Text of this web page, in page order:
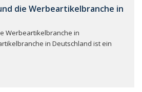
die Werbeartikelbranche in
Werbeartikelbranche in
in Deutschland ist ein